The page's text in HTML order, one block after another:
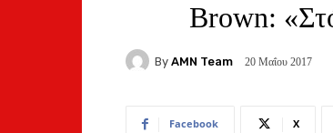
Brown:
By AMN Team 20 Μαΐου 2017
Facebook X